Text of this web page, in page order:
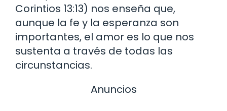
Corintios 13:13) nos enseña que,
aunque la fe y la esperanza son
importantes, el amor es lo que nos
sustenta a través de todas las
circunstancias.
Anuncios